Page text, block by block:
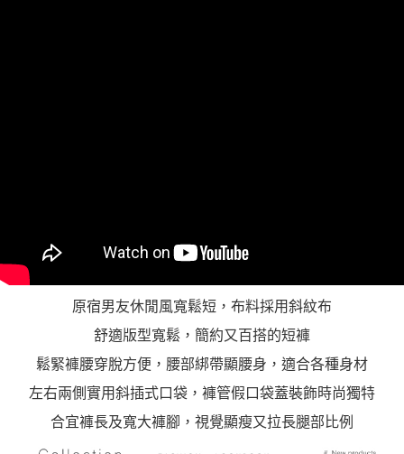
原宿男友休閒風寬鬆短，布料採用斜紋布
舒適版型寬鬆，簡約又百搭的短褲
鬆緊褲腰穿脫方便，腰部綁帶顯腰身，適合各種身材
左右兩側實用斜插式口袋，褲管假口袋蓋裝飾時尚獨特
合宜褲長及寬大褲腳，視覺顯瘦又拉長腿部比例